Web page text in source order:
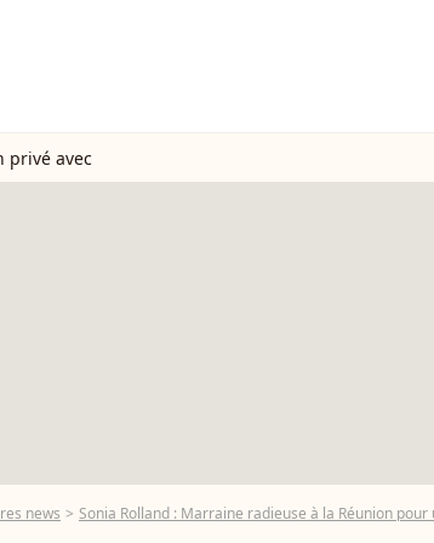
privé avec
news Sonia Rolland : Marraine radieuse à la Réunion